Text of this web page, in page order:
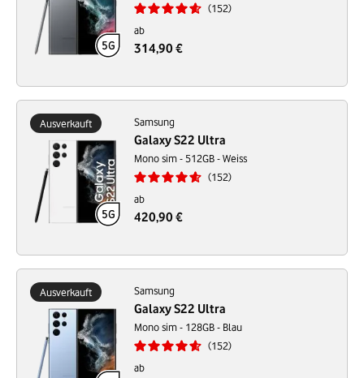
152
ab
314,90 €
Ausverkauft Samsung
Galaxy S22 Ultra
Mono sim - 512GB - Weiss
152
ab
420,90 €
Ausverkauft Samsung
Galaxy S22 Ultra
Mono sim - 128GB - Blau
152
ab